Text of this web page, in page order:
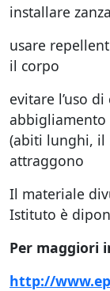
installare
usare
il corpo
evitare l’uso
abbigliamento
(abiti lunghi, il
attraggono
Il materiale
Istituto è
Per maggiori
http://